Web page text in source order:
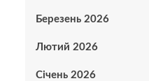
Березень 2026
Лютий 2026
Січень 2026